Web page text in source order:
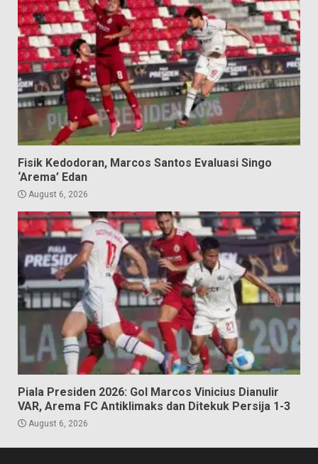
Fisik Kedodoran, Marcos Santos Evaluasi Singo
‘Arema’ Edan
August 6, 2026
Piala Presiden 2026: Gol Marcos Vinicius Dianulir
VAR, Arema FC Antiklimaks dan Ditekuk Persija 1-3
August 6, 2026